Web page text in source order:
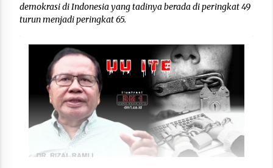
demokrasi di Indonesia yang tadinya berada di peringkat 49
turun menjadi peringkat 65.